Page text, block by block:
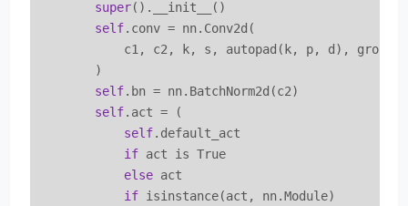
super().__init__()
self.conv = nn.Conv2d(
c1, c2, k, s, autopad(k, p, d),
        )
self.bn = nn.BatchNorm2d(c2)
self.act = (
self.default_act
if act is True
else act
if isinstance(act, nn.Module)